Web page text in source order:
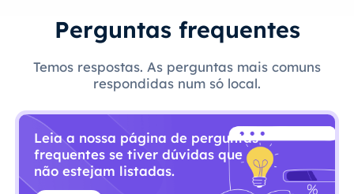
Perguntas frequentes
Temos respostas. As perguntas mais comuns
respondidas num só local.
Leia a nossa página de perguntas
frequentes se tiver dúvidas que
não estejam listadas.